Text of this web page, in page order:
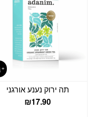
תה ירוק נענע אורגני
₪17.90